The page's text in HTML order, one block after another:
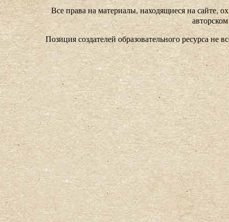
Все права на материалы, находящиеся на сайте,
Позиция создателей образовательного ресурса не